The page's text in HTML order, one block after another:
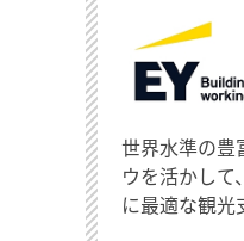
世界水準の豊
ウを活かして
に最適な観光